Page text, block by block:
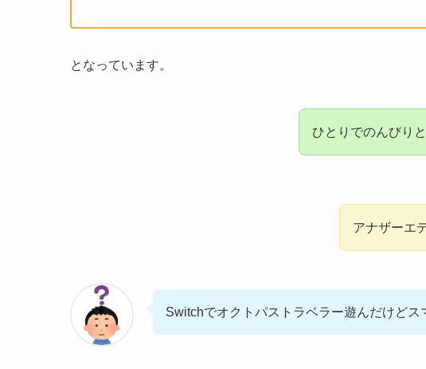
となっています。
ひとりでのんびり
アナザーエ
Switchでオクトパストラベラー遊んだけどス